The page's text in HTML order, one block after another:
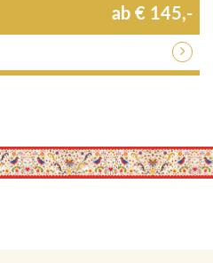
ab € 145,-